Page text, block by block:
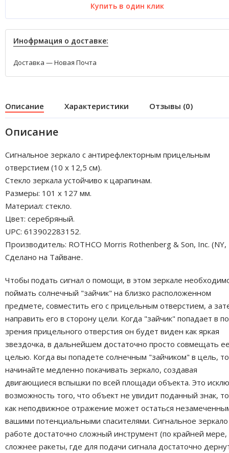
Купить в один клик
Инофрмация о доставке:
Доставка — Новая Почта
Описание Характеристики Отзывы (0)
Описание
Сигнальное зеркало с антирефлекторным прицельным
отверстием (10 x 12,5 см).
Стекло зеркала устойчиво к царапинам.
Размеры: 101 x 127 мм.
Материал: стекло.
Цвет: серебряный.
UPC: 613902283152.
Производитель: ROTHCO Morris Rothenberg & Son, Inc. (NY,
Сделано на Тайване.
Чтобы подать сигнал о помощи, в этом зеркале
поймать солнечный "зайчик" на близко расположенном
предмете, совместить его с прицельным отверстием, а
направить его в сторону цели. Когда "зайчик" попадает в
зрения прицельного отверстия он будет виден как яркая
звездочка, в дальнейшем достаточно просто совмещать
целью. Когда вы попадете солнечным "зайчиком" в цель, то
начинайте медленно покачивать зеркало, создавая
двигающиеся вспышки по всей площади объекта. Это
возможность того, что объект не увидит поданный знак,
как неподвижное отражение может остаться
вашими потенциальными спасителями. Сигнальное
работе достаточно сложный инструмент (по крайней мере,
сложнее ракеты, где для подачи сигнала достаточно